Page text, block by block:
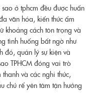
ở tphcm đều được huấn
văn hóa, kiến thức ẩm
khoảng cách tôn trọng và
tình huống bất ngờ như
đó, quản lý sự kiện và
TPHCM đóng vai trò
và các nghi thức,
chú rể yên tâm tận hưởng